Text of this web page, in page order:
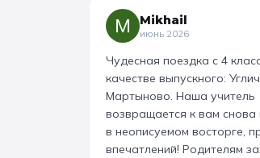
Mikhail
июнь 2026
Чудесная поездка с 4
качестве выпускного:
Мартыново. Наша учитель
возвращается к вам снова
в неописуемом восторге,
впечатлений! Родителям